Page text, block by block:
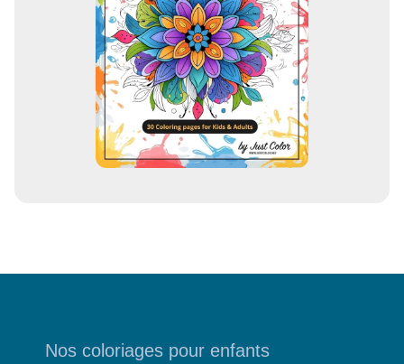
Nos coloriages pour enfants